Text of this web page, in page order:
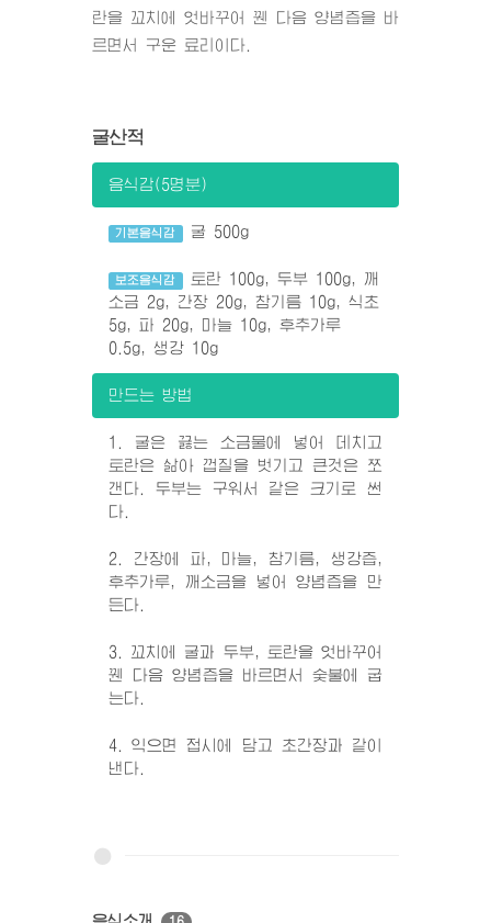
란을 꼬치에 엇바꾸어 꿴 다음 양념즙을 바
르면서 구운 료리이다.
굴산적
음식감(5명분)
기본음식감 굴 500g
보조음식감
토란 100g, 두부 100g, 깨
소금 2g, 간장 20g, 참기름 10g, 식초
5g, 파 20g, 마늘 10g, 후추가루
0.5g, 생강 10g
만드는 방법
1. 굴은 끓는 소금물에 넣어 데치고
토란은 삶아 껍질을 벗기고 큰것은 쪼
갠다. 두부는 구워서 같은 크기로 썬
다.
2. 간장에 파, 마늘, 참기름, 생강즙,
후추가루, 깨소금을 넣어 양념즙을 만
든다.
3. 꼬치에 굴과 두부, 토란을 엇바꾸어
꿴 다음 양념즙을 바르면서 숯불에 굽
는다.
4. 익으면 접시에 담고 초간장과 같이
낸다.